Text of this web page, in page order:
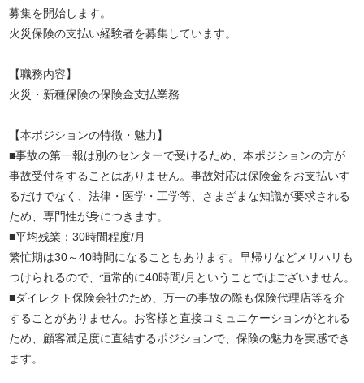
募集を開始します。
火災保険の支払い経験者を募集しています。
【職務内容】
火災・新種保険の保険金支払業務
【本ポジションの特徴・魅力】
■事故の第一報は別のセンターで受けるため、本ポジションの方が
事故受付をすることはありません。事故対応は保険金をお支払いす
るだけでなく、法律・医学・工学等、さまざまな知識が要求される
ため、専門性が身につきます。
■平均残業：30時間程度/月
繁忙期は30～40時間になることもあります。早帰りなどメリハリも
つけられるので、恒常的に40時間/月ということではございません。
■ダイレクト保険会社のため、万一の事故の際も保険代理店等を介
することがありません。お客様と直接コミュニケーションがとれる
ため、顧客満足度に直結するポジションで、保険の魅力を実感でき
ます。